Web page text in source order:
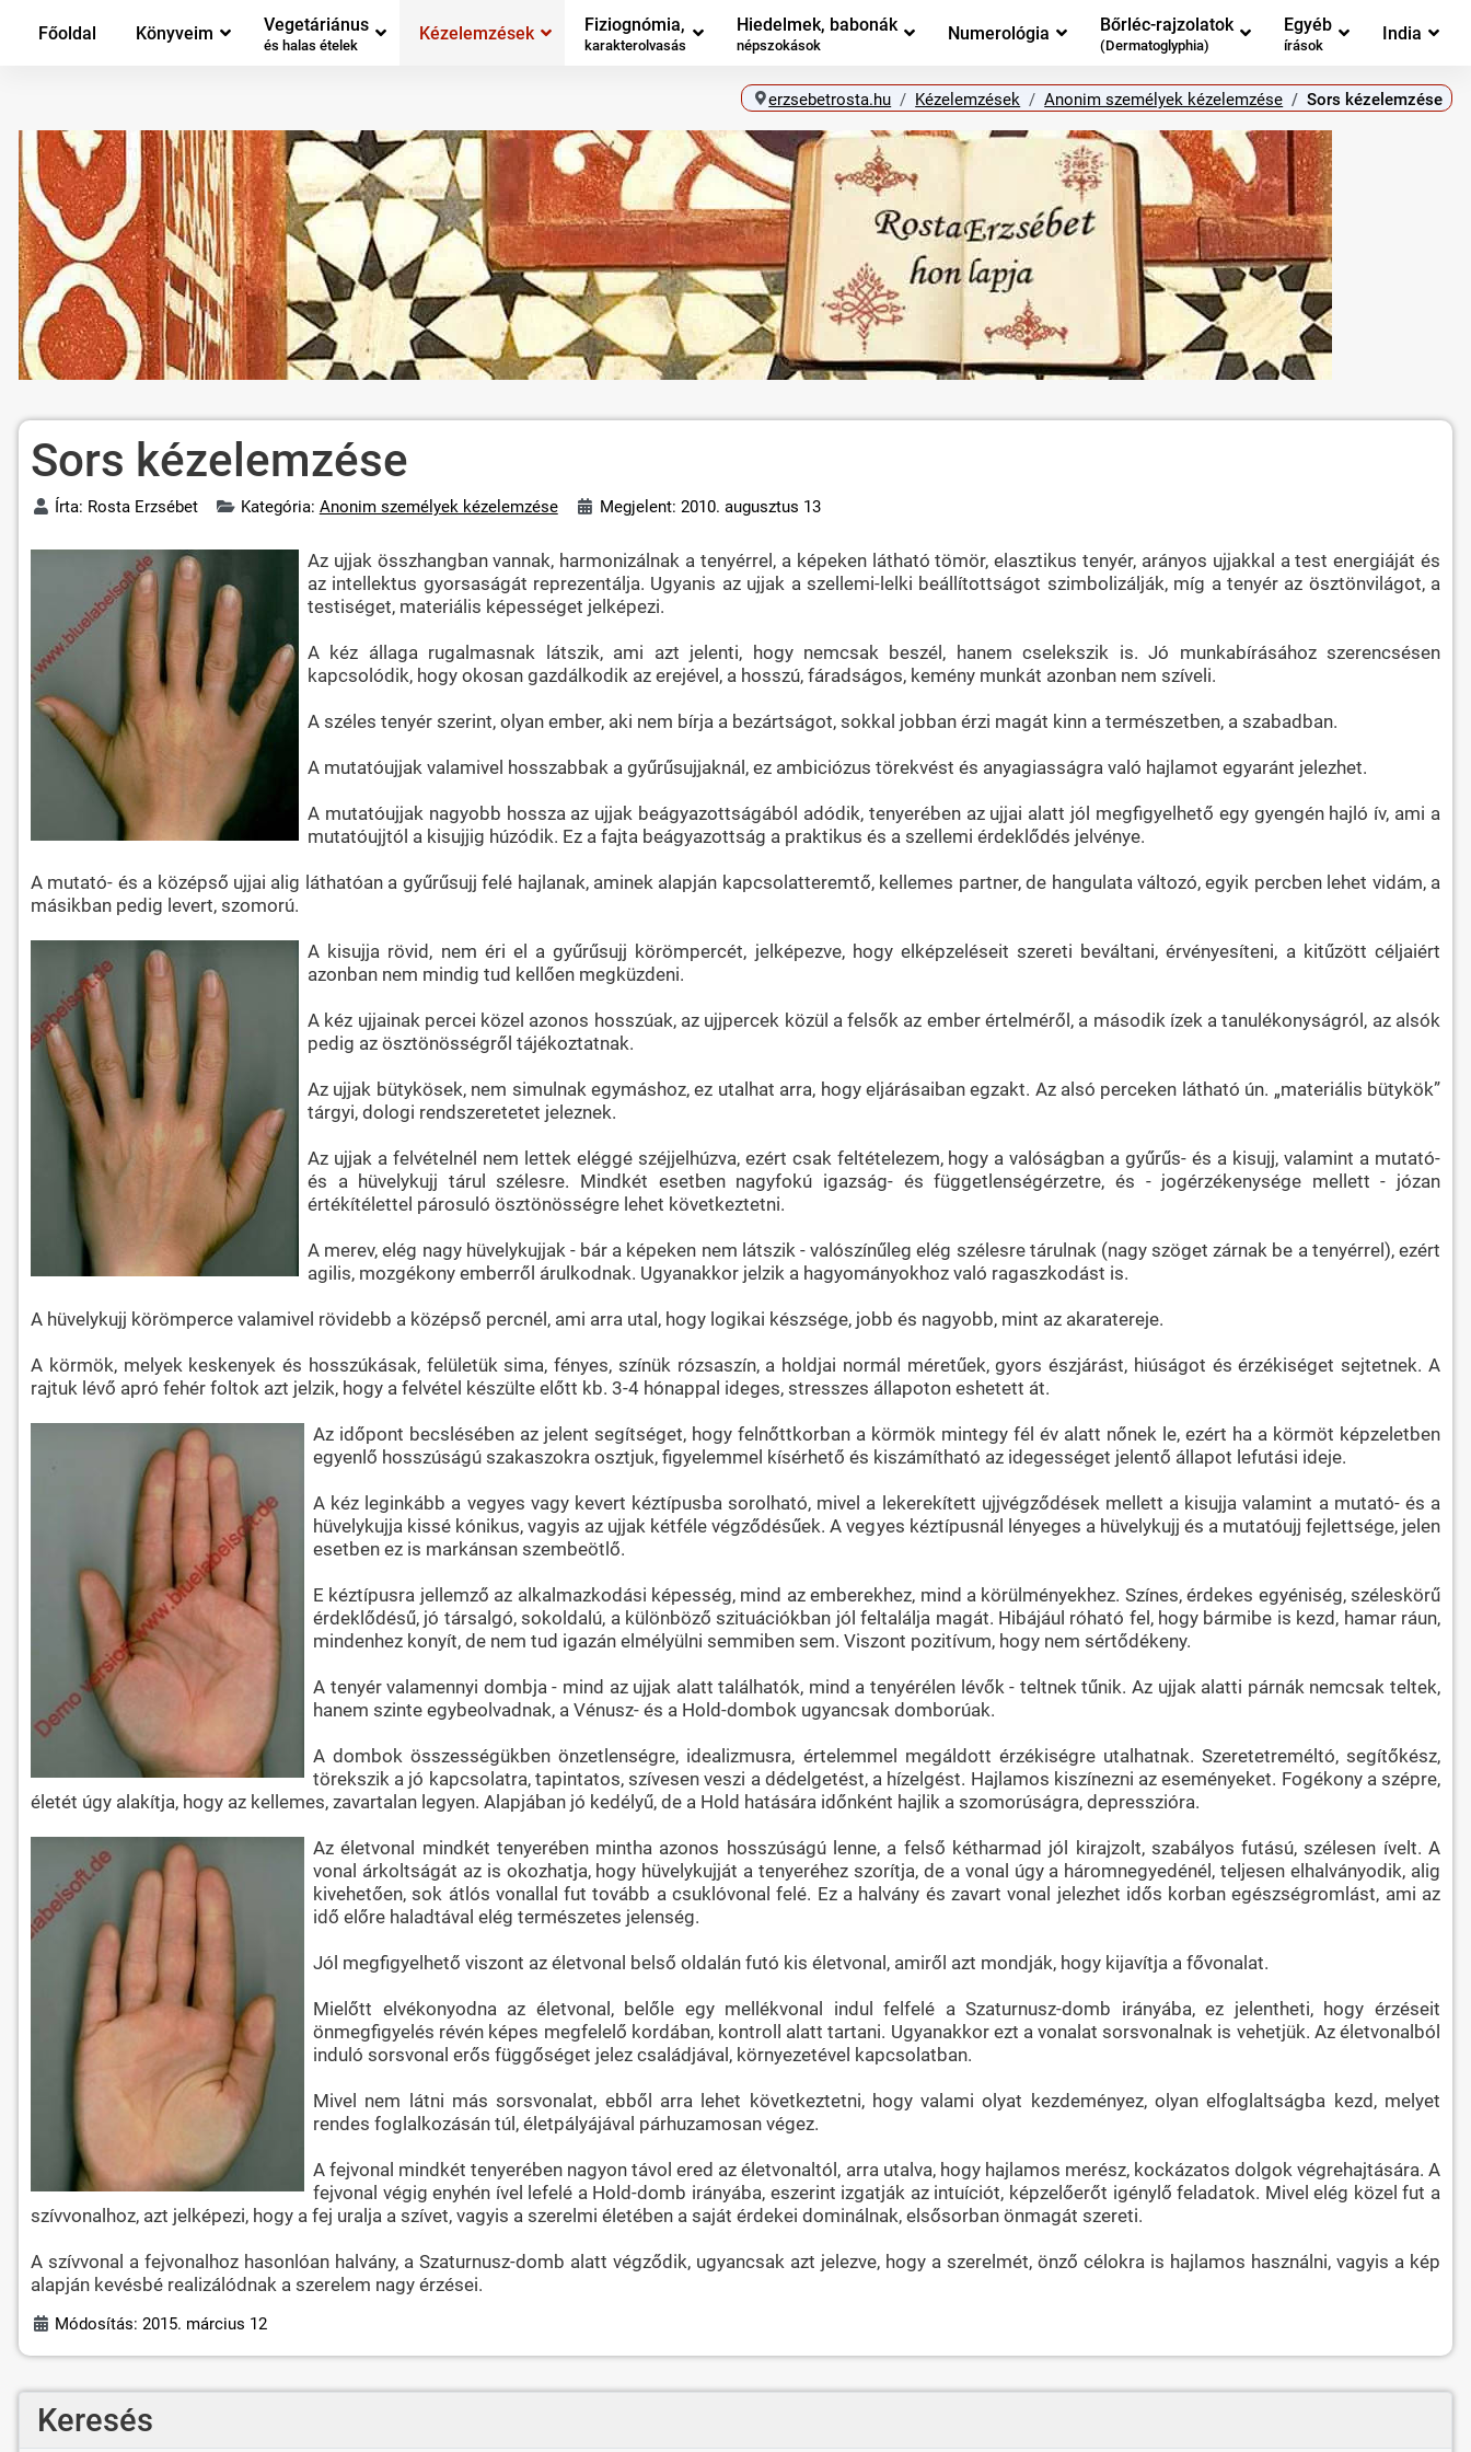
Főoldal Könyveim Vegetáriánus
és halas ételek
Kézelemzések Fiziognómia,
karakterolvasás
Hiedelmek, babonák
népszokások
Numerológia Bőrléc-rajzolatok
(Dermatoglyphia)
Egyéb
írások
India
erzsebetrosta.hu Kézelemzések Anonim személyek kézelemzése Sors kézelemzése
Sors kézelemzése
Írta: Rosta Erzsébet Kategória: Anonim személyek kézelemzése Megjelent: 2010. augusztus 13
Az ujjak összhangban vannak, harmonizálnak a tenyérrel, a képeken látható tömör, elasztikus tenyér, arányos ujjakkal a test energiáját és
az intellektus gyorsaságát reprezentálja. Ugyanis az ujjak a szellemi-lelki beállítottságot szimbolizálják, míg a tenyér az ösztönvilágot, a
testiséget, materiális képességet jelképezi.
A kéz állaga rugalmasnak látszik, ami azt jelenti, hogy nemcsak beszél, hanem cselekszik is. Jó munkabírásához szerencsésen
kapcsolódik, hogy okosan gazdálkodik az erejével, a hosszú, fáradságos, kemény munkát azonban nem szíveli.
A széles tenyér szerint, olyan ember, aki nem bírja a bezártságot, sokkal jobban érzi magát kinn a természetben, a szabadban.
A mutatóujjak valamivel hosszabbak a gyűrűsujjaknál, ez ambiciózus törekvést és anyagiasságra való hajlamot egyaránt jelezhet.
A mutatóujjak nagyobb hossza az ujjak beágyazottságából adódik, tenyerében az ujjai alatt jól megfigyelhető egy gyengén hajló ív, ami a
mutatóujjtól a kisujjig húzódik. Ez a fajta beágyazottság a praktikus és a szellemi érdeklődés jelvénye.
A mutató- és a középső ujjai alig láthatóan a gyűrűsujj felé hajlanak, aminek alapján kapcsolatteremtő, kellemes partner, de hangulata változó, egyik percben lehet vidám, a
másikban pedig levert, szomorú.
A kisujja rövid, nem éri el a gyűrűsujj körömpercét, jelképezve, hogy elképzeléseit szereti beváltani, érvényesíteni, a kitűzött céljaiért
azonban nem mindig tud kellően megküzdeni.
A kéz ujjainak percei közel azonos hosszúak, az ujjpercek közül a felsők az ember értelméről, a második ízek a tanulékonyságról, az alsók
pedig az ösztönösségről tájékoztatnak.
Az ujjak bütykösek, nem simulnak egymáshoz, ez utalhat arra, hogy eljárásaiban egzakt. Az alsó perceken látható ún. „materiális bütykök”
tárgyi, dologi rendszeretetet jeleznek.
Az ujjak a felvételnél nem lettek eléggé széjjelhúzva, ezért csak feltételezem, hogy a valóságban a gyűrűs- és a kisujj, valamint a mutató-
és a hüvelykujj tárul szélesre. Mindkét esetben nagyfokú igazság- és függetlenségérzetre, és - jogérzékenysége mellett - józan
értékítélettel párosuló ösztönösségre lehet következtetni.
A merev, elég nagy hüvelykujjak - bár a képeken nem látszik - valószínűleg elég szélesre tárulnak (nagy szöget zárnak be a tenyérrel), ezért
agilis, mozgékony emberről árulkodnak. Ugyanakkor jelzik a hagyományokhoz való ragaszkodást is.
A hüvelykujj körömperce valamivel rövidebb a középső percnél, ami arra utal, hogy logikai készsége, jobb és nagyobb, mint az akaratereje.
A körmök, melyek keskenyek és hosszúkásak, felületük sima, fényes, színük rózsaszín, a holdjai normál méretűek, gyors észjárást, hiúságot és érzékiséget sejtetnek. A
rajtuk lévő apró fehér foltok azt jelzik, hogy a felvétel készülte előtt kb. 3-4 hónappal ideges, stresszes állapoton eshetett át.
Az időpont becslésében az jelent segítséget, hogy felnőttkorban a körmök mintegy fél év alatt nőnek le, ezért ha a körmöt képzeletben
egyenlő hosszúságú szakaszokra osztjuk, figyelemmel kísérhető és kiszámítható az idegességet jelentő állapot lefutási ideje.
A kéz leginkább a vegyes vagy kevert kéztípusba sorolható, mivel a lekerekített ujjvégződések mellett a kisujja valamint a mutató- és a
hüvelykujja kissé kónikus, vagyis az ujjak kétféle végződésűek. A vegyes kéztípusnál lényeges a hüvelykujj és a mutatóujj fejlettsége, jelen
esetben ez is markánsan szembeötlő.
E kéztípusra jellemző az alkalmazkodási képesség, mind az emberekhez, mind a körülményekhez. Színes, érdekes egyéniség, széleskörű
érdeklődésű, jó társalgó, sokoldalú, a különböző szituációkban jól feltalálja magát. Hibájául róható fel, hogy bármibe is kezd, hamar ráun,
mindenhez konyít, de nem tud igazán elmélyülni semmiben sem. Viszont pozitívum, hogy nem sértődékeny.
A tenyér valamennyi dombja - mind az ujjak alatt találhatók, mind a tenyérélen lévők - teltnek tűnik. Az ujjak alatti párnák nemcsak teltek,
hanem szinte egybeolvadnak, a Vénusz- és a Hold-dombok ugyancsak domborúak.
A dombok összességükben önzetlenségre, idealizmusra, értelemmel megáldott érzékiségre utalhatnak. Szeretetreméltó, segítőkész,
törekszik a jó kapcsolatra, tapintatos, szívesen veszi a dédelgetést, a hízelgést. Hajlamos kiszínezni az eseményeket. Fogékony a szépre,
életét úgy alakítja, hogy az kellemes, zavartalan legyen. Alapjában jó kedélyű, de a Hold hatására időnként hajlik a szomorúságra, depresszióra.
Az életvonal mindkét tenyerében mintha azonos hosszúságú lenne, a felső kétharmad jól kirajzolt, szabályos futású, szélesen ívelt. A
vonal árkoltságát az is okozhatja, hogy hüvelykujját a tenyeréhez szorítja, de a vonal úgy a háromnegyedénél, teljesen elhalványodik, alig
kivehetően, sok átlós vonallal fut tovább a csuklóvonal felé. Ez a halvány és zavart vonal jelezhet idős korban egészségromlást, ami az
idő előre haladtával elég természetes jelenség.
Jól megfigyelhető viszont az életvonal belső oldalán futó kis életvonal, amiről azt mondják, hogy kijavítja a fővonalat.
Mielőtt elvékonyodna az életvonal, belőle egy mellékvonal indul felfelé a Szaturnusz-domb irányába, ez jelentheti, hogy érzéseit
önmegfigyelés révén képes megfelelő kordában, kontroll alatt tartani. Ugyanakkor ezt a vonalat sorsvonalnak is vehetjük. Az életvonalból
induló sorsvonal erős függőséget jelez családjával, környezetével kapcsolatban.
Mivel nem látni más sorsvonalat, ebből arra lehet következtetni, hogy valami olyat kezdeményez, olyan elfoglaltságba kezd, melyet
rendes foglalkozásán túl, életpályájával párhuzamosan végez.
A fejvonal mindkét tenyerében nagyon távol ered az életvonaltól, arra utalva, hogy hajlamos merész, kockázatos dolgok végrehajtására. A
fejvonal végig enyhén ível lefelé a Hold-domb irányába, eszerint izgatják az intuíciót, képzelőerőt igénylő feladatok. Mivel elég közel fut a
szívvonalhoz, azt jelképezi, hogy a fej uralja a szívet, vagyis a szerelmi életében a saját érdekei dominálnak, elsősorban önmagát szereti.
A szívvonal a fejvonalhoz hasonlóan halvány, a Szaturnusz-domb alatt végződik, ugyancsak azt jelezve, hogy a szerelmét, önző célokra is hajlamos használni, vagyis a kép
alapján kevésbé realizálódnak a szerelem nagy érzései.
Módosítás: 2015. március 12
Keresés